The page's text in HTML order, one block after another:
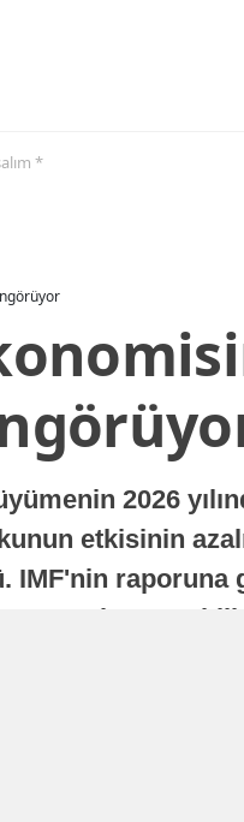
*
2026
etkisinin
IMF'nin raporuna
süreci